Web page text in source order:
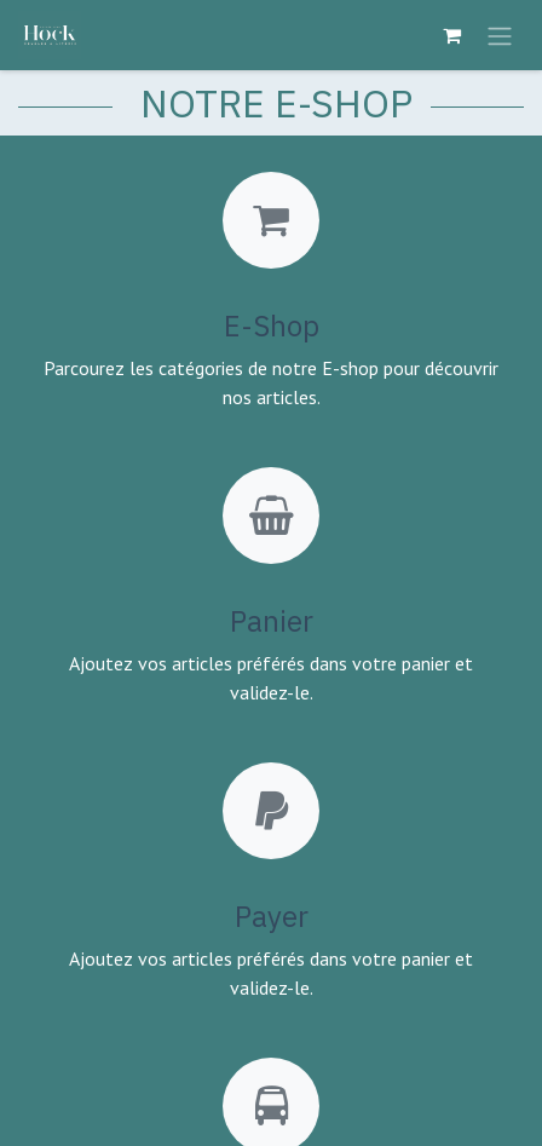
NOTRE E-SHOP
E-Shop
Parcourez les catégories de notre E-shop pour découvrir
nos articles.
Panier
Ajoutez vos articles préférés dans votre panier et
validez-le.
Payer
Ajoutez vos articles préférés dans votre panier et
validez-le.